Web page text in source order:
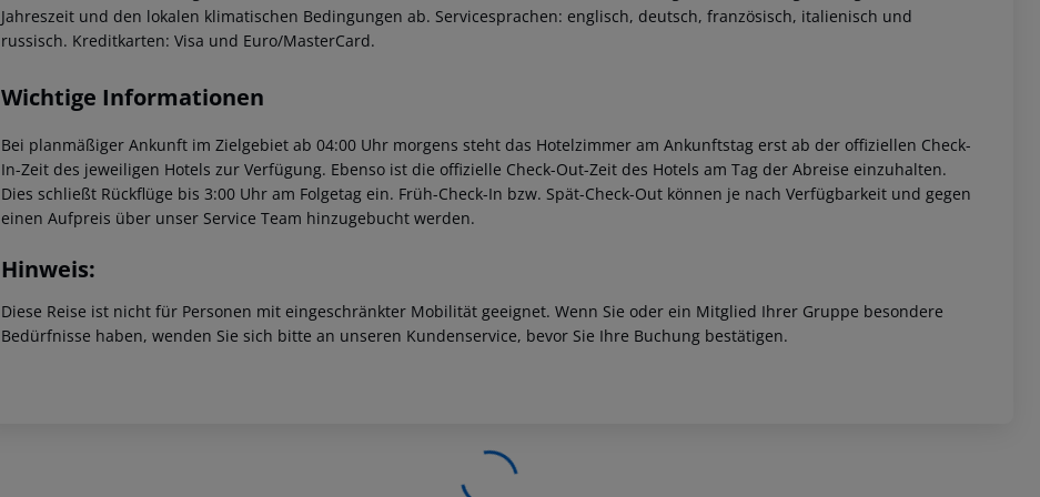
Jahreszeit und den lokalen klimatischen Bedingungen ab. Servicesprachen: englisch, deutsch, französisch, italienisch und
russisch. Kreditkarten: Visa und Euro/MasterCard.
Wichtige Informationen
Bei planmäßiger Ankunft im Zielgebiet ab 04:00 Uhr morgens steht das Hotelzimmer am Ankunftstag erst ab der offiziellen Check-
In-Zeit des jeweiligen Hotels zur Verfügung. Ebenso ist die offizielle Check-Out-Zeit des Hotels am Tag der Abreise einzuhalten.
Dies schließt Rückflüge bis 3:00 Uhr am Folgetag ein. Früh-Check-In bzw. Spät-Check-Out können je nach Verfügbarkeit und gegen
einen Aufpreis über unser Service Team hinzugebucht werden.
Hinweis:
Diese Reise ist nicht für Personen mit eingeschränkter Mobilität geeignet. Wenn Sie oder ein Mitglied Ihrer Gruppe besondere
Bedürfnisse haben, wenden Sie sich bitte an unseren Kundenservice, bevor Sie Ihre Buchung bestätigen.